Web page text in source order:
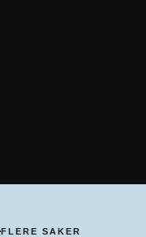
FLERE SAKER